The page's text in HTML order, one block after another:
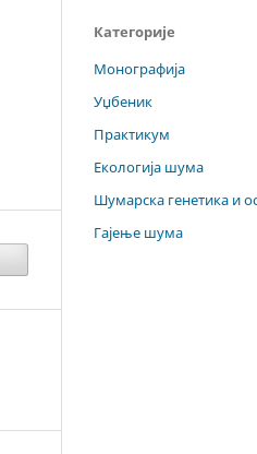
Категорије
Монографија
Уџбеник
Практикум
Екологија шума
Шумарска генетика и
Гајење шума